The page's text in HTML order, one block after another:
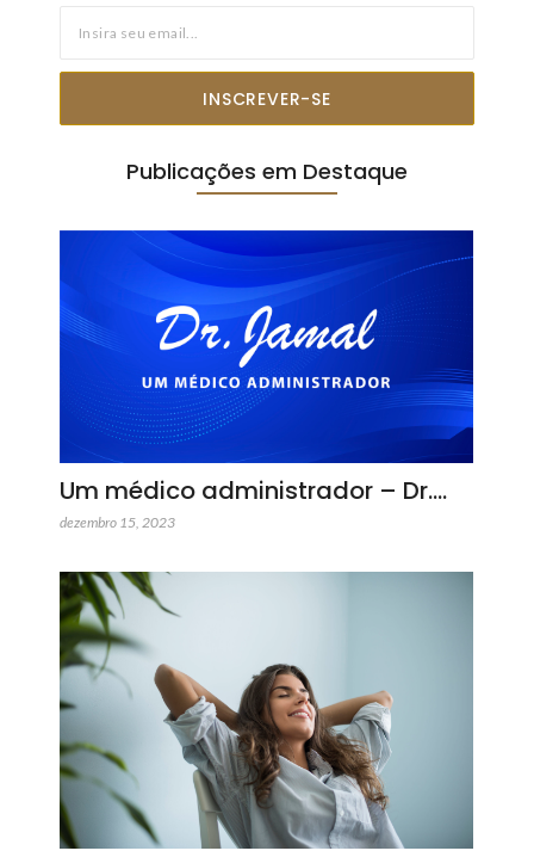
INSCREVER-SE
Publicações em Destaque
Um médico administrador – Dr.…
dezembro 15, 2023